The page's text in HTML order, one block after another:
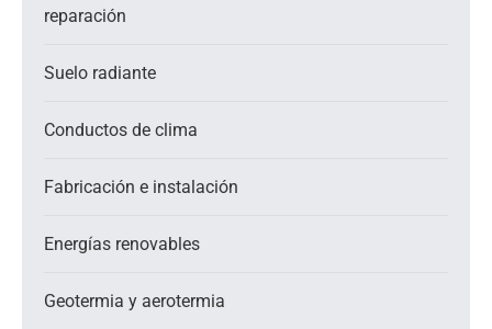
reparación
Suelo radiante
Conductos de clima
Fabricación e instalación
Energías renovables
Geotermia y aerotermia